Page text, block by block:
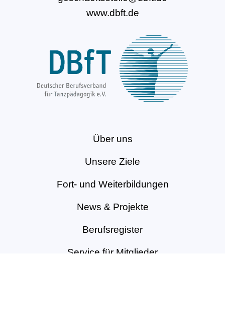
www.dbft.de
Über uns
Unsere Ziele
Fort- und Weiterbildungen
News & Projekte
Berufsregister
Service für Mitglieder